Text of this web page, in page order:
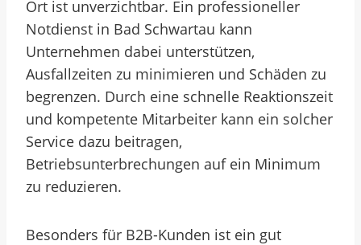
Ort ist unverzichtbar. Ein professioneller
Notdienst in Bad Schwartau kann
Unternehmen dabei unterstützen,
Ausfallzeiten zu minimieren und Schäden zu
begrenzen. Durch eine schnelle Reaktionszeit
und kompetente Mitarbeiter kann ein solcher
Service dazu beitragen,
Betriebsunterbrechungen auf ein Minimum
zu reduzieren.
Besonders für B2B-Kunden ist ein gut